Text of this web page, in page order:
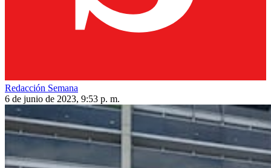
Redacción Semana
6 de junio de 2023, 9:53 p. m.